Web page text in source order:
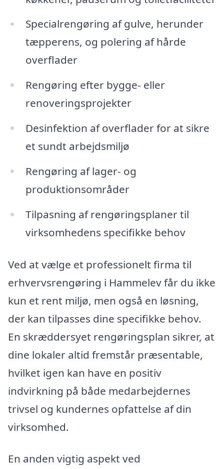
Specialrengøring af gulve, herunder
tæpperens, og polering af hårde
overflader
Rengøring efter bygge- eller
renoveringsprojekter
Desinfektion af overflader for at sikre
et sundt arbejdsmiljø
Rengøring af lager- og
produktionsområder
Tilpasning af rengøringsplaner til
virksomhedens specifikke behov
Ved at vælge et professionelt firma til
erhvervsrengøring i Hammelev får du ikke
kun et rent miljø, men også en løsning,
der kan tilpasses dine specifikke behov.
En skræddersyet rengøringsplan sikrer, at
dine lokaler altid fremstår præsentable,
hvilket igen kan have en positiv
indvirkning på både medarbejdernes
trivsel og kundernes opfattelse af din
virksomhed.
En anden vigtig aspekt ved